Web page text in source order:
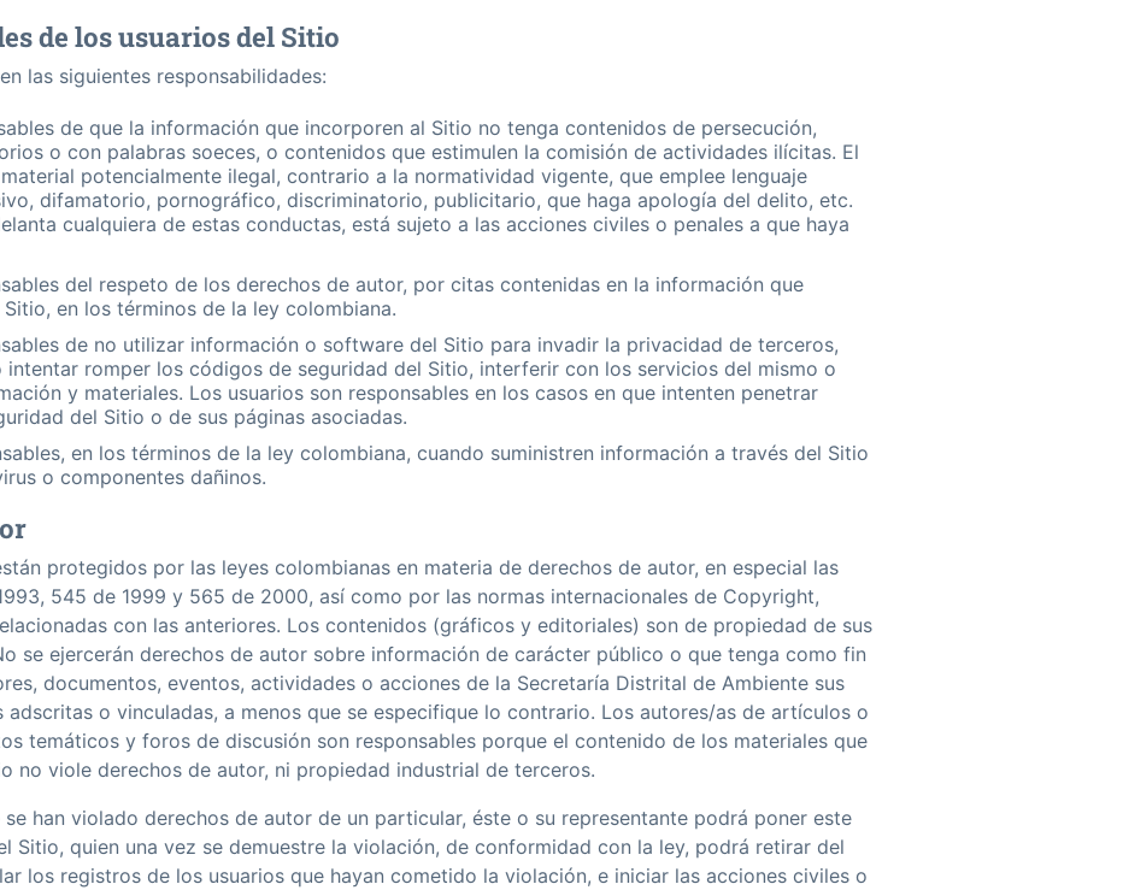
de los usuarios del Sitio
las siguientes responsabilidades:
de que la información que incorporen al Sitio no tenga contenidos de persecución,
o con palabras soeces, o contenidos que estimulen la comisión de actividades ilí­citas. El
potencialmente ilegal, contrario a la normatividad vigente, que emplee lenguaje
difamatorio, pornográfico, discriminatorio, publicitario, que haga apologí­a del delito, etc.
cualquiera de estas conductas, está sujeto a las acciones civiles o penales a que haya
del respeto de los derechos de autor, por citas contenidas en la información que
en los términos de la ley colombiana.
de no utilizar información o software del Sitio para invadir la privacidad de terceros,
intentar romper los códigos de seguridad del Sitio, interferir con los servicios del mismo o
y materiales. Los usuarios son responsables en los casos en que intenten penetrar
del Sitio o de sus páginas asociadas.
en los términos de la ley colombiana, cuando suministren información a través del Sitio
o componentes dañinos.
protegidos por las leyes colombianas en materia de derechos de autor, en especial las
545 de 1999 y 565 de 2000, así­ como por las normas internacionales de Copyright,
con las anteriores. Los contenidos (gráficos y editoriales) son de propiedad de sus
se ejercerán derechos de autor sobre información de carácter público o que tenga como fin
documentos, eventos, actividades o acciones de la Secretarí­a Distrital de Ambiente sus
adscritas o vinculadas, a menos que se especifique lo contrario. Los autores/as de artí­culos o
temáticos y foros de discusión son responsables porque el contenido de los materiales que
no viole derechos de autor, ni propiedad industrial de terceros.
han violado derechos de autor de un particular, éste o su representante podrá poner este
Sitio, quien una vez se demuestre la violación, de conformidad con la ley, podrá retirar del
los registros de los usuarios que hayan cometido la violación, e iniciar las acciones civiles o